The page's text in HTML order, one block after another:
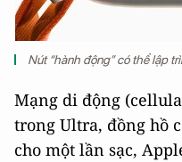
Nút “hành động” có thể lập
Mạng di động
trong Ultra, đồng hồ
cho một lần sạc,